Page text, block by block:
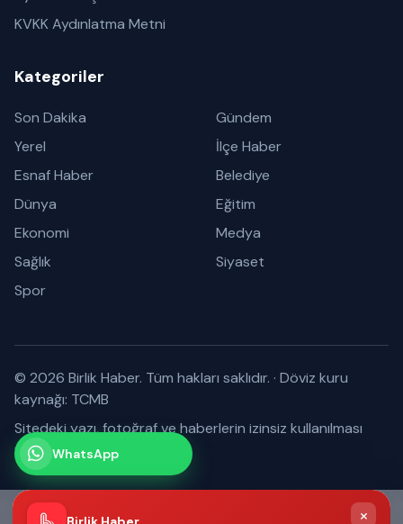
KVKK Aydınlatma Metni
Kategoriler
Son Dakika
Gündem
Yerel
İlçe Haber
Esnaf Haber
Belediye
Dünya
Eğitim
Ekonomi
Medya
Sağlık
Siyaset
Spor
© 2026 Birlik Haber. Tüm hakları saklıdır. · Döviz kuru
kaynağı: TCMB
Sitedeki yazı, fotoğraf ve haberlerin izinsiz kullanılması
yasaktır.WhatsApp
Kanalımız
Abone olabilirsiniz
×